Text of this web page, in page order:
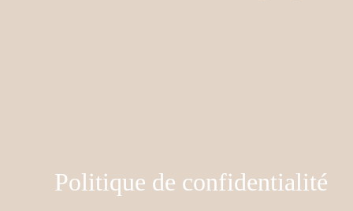
Politique de confidentialité